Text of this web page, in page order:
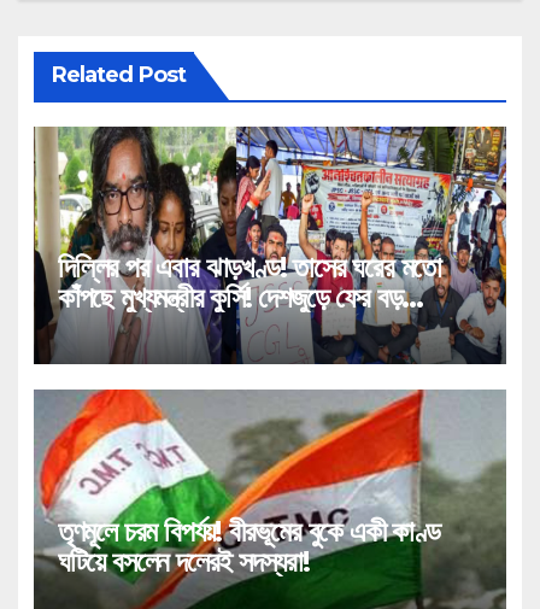
Related Post
দিল্লির পর এবার ঝাড়খণ্ড! তাসের ঘরের মতো
কাঁপছে মুখ্যমন্ত্রীর কুর্সি! দেশজুড়ে ফের বড়
তোলপাড়!
তৃণমূলে চরম বিপর্যয়! বীরভূমের বুকে একী কাণ্ড
ঘটিয়ে বসলেন দলেরই সদস্যরা!